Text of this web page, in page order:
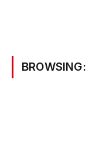
BROWSING: